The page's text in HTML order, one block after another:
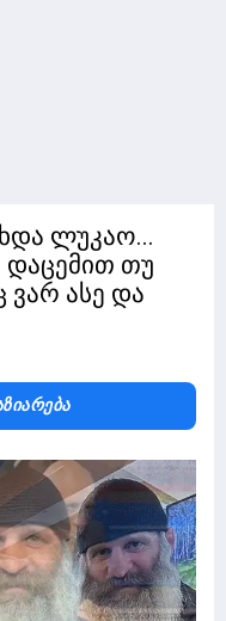
ლუკაო...
დაცემით თუ
ვარ ასე და